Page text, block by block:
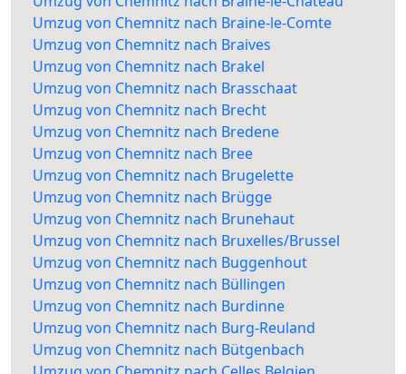
Umzug von Chemnitz nach Braine-le-Comte
Umzug von Chemnitz nach Braives
Umzug von Chemnitz nach Brakel
Umzug von Chemnitz nach Brasschaat
Umzug von Chemnitz nach Brecht
Umzug von Chemnitz nach Bredene
Umzug von Chemnitz nach Bree
Umzug von Chemnitz nach Brugelette
Umzug von Chemnitz nach Brügge
Umzug von Chemnitz nach Brunehaut
Umzug von Chemnitz nach Bruxelles/Brussel
Umzug von Chemnitz nach Buggenhout
Umzug von Chemnitz nach Büllingen
Umzug von Chemnitz nach Burdinne
Umzug von Chemnitz nach Burg-Reuland
Umzug von Chemnitz nach Bütgenbach